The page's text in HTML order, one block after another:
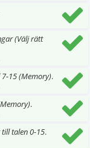
(Välj rätt
7-15 (Memory).
.
talen 0-15.